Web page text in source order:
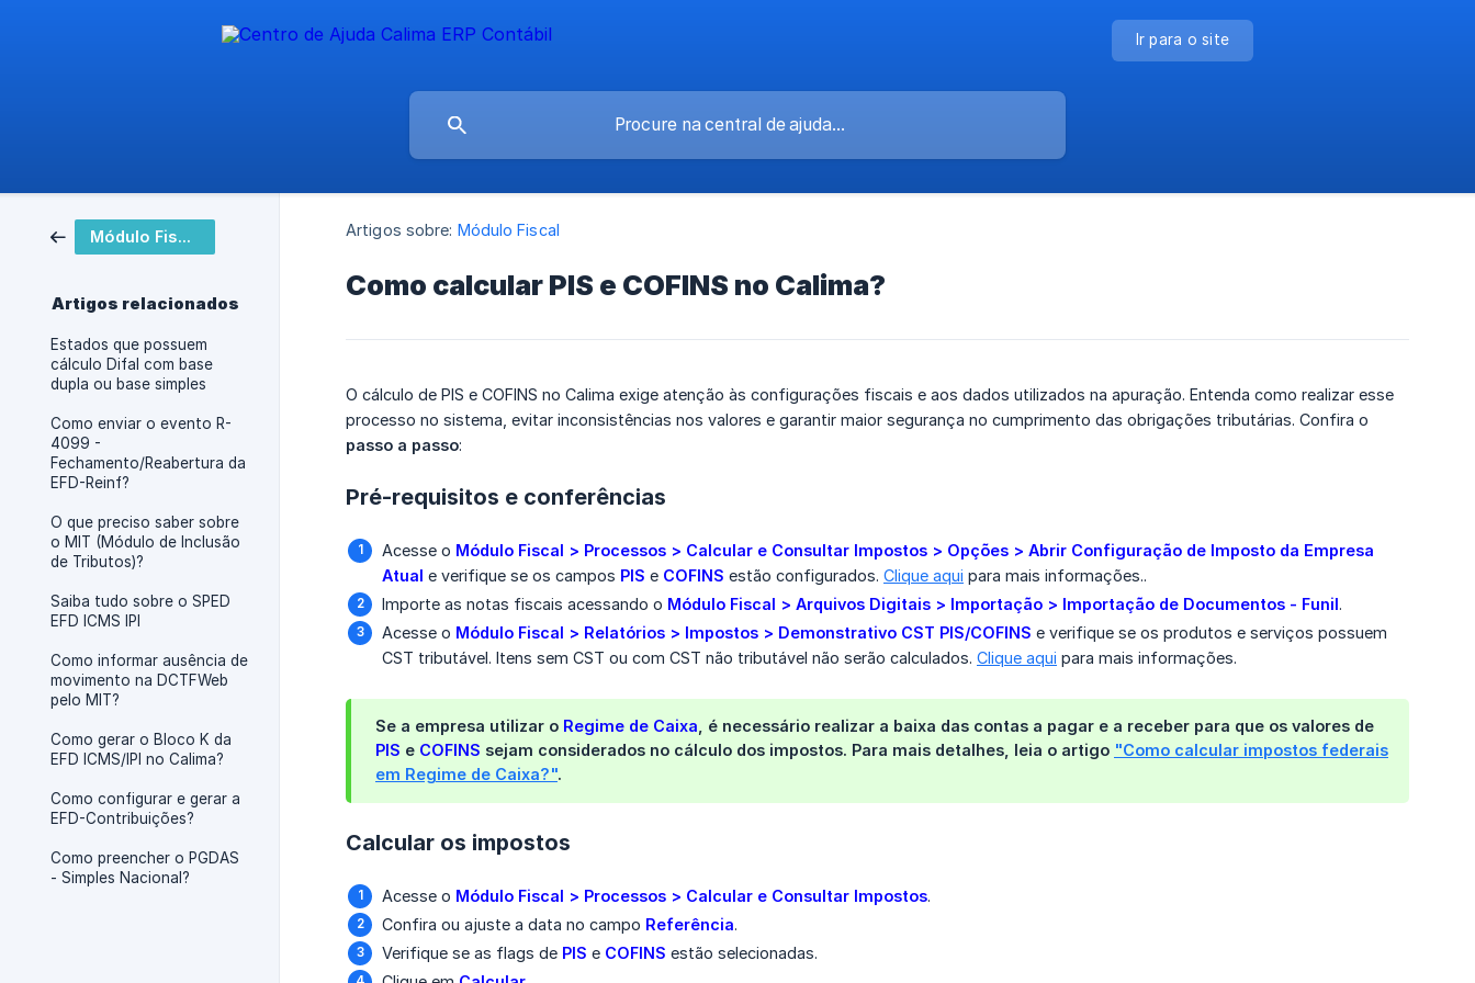
Ir para o site
Módulo Fiscal
Artigos relacionados
Estados que possuem
cálculo Difal com base
dupla ou base simples
Como enviar o evento R-
4099 -
Fechamento/Reabertura da
EFD-Reinf?
O que preciso saber sobre
o MIT (Módulo de Inclusão
de Tributos)?
Saiba tudo sobre o SPED
EFD ICMS IPI
Como informar ausência de
movimento na DCTFWeb
pelo MIT?
Como gerar o Bloco K da
EFD ICMS/IPI no Calima?
Como configurar e gerar a
EFD-Contribuições?
Como preencher o PGDAS
- Simples Nacional?
Artigos sobre: Módulo Fiscal
Como calcular PIS e COFINS no Calima?
O cálculo de PIS e COFINS no Calima exige atenção às configurações fiscais e aos dados utilizados na apuração. Entenda como realizar esse
processo no sistema, evitar inconsistências nos valores e garantir maior segurança no cumprimento das obrigações tributárias. Confira o
passo a passo:
Pré-requisitos e conferências
Acesse o Módulo Fiscal > Processos > Calcular e Consultar Impostos > Opções > Abrir Configuração de Imposto da Empresa
Atual e verifique se os campos PIS e COFINS estão configurados. Clique aqui para mais informações..
Importe as notas fiscais acessando o Módulo Fiscal > Arquivos Digitais > Importação > Importação de Documentos - Funil.
Acesse o Módulo Fiscal > Relatórios > Impostos > Demonstrativo CST PIS/COFINS e verifique se os produtos e serviços possuem
CST tributável. Itens sem CST ou com CST não tributável não serão calculados. Clique aqui para mais informações.
Se a empresa utilizar o Regime de Caixa , é necessário realizar a baixa das contas a pagar e a receber para que os valores de
PIS e COFINS sejam considerados no cálculo dos impostos. Para mais detalhes, leia o artigo "Como calcular impostos federais
em Regime de Caixa?".
Calcular os impostos
Acesse o Módulo Fiscal > Processos > Calcular e Consultar Impostos.
Confira ou ajuste a data no campo Referência.
Verifique se as flags de PIS e COFINS estão selecionadas.